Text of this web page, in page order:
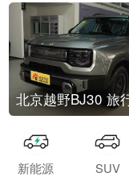
北京越野BJ30 旅
新能源 SUV